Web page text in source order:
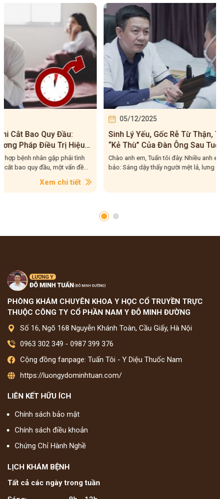
Sinh Lý Yếu, Gốc Rễ Từ Thận, THẬN YẾU –
“Kẻ Thù” Của Đàn Ông Sau Tuổi 35
Chào anh em, Tuấn tôi đây. Nhiều anh em nhắn cho tôi
bảo: Sáng dậy thấy người mệt lả, lưng đau ê ẩm như vừa...
Xuất
Quả
Tuấn tôi
trạng
PHÒNG KHÁM CHUYÊN KHOA Y HỌC CỔ TRUYỀN TRỰC
THUỘC CÔNG TY CỔ PHẦN NAM Y ĐỖ MINH ĐƯỜNG
Số 16, Ngõ 168 Nguyễn Khánh Toàn, Cầu Giấy, Hà Nội
0963 302 349 - 0987 399 376
Cộng đồng fanpage: Tuấn Tôi - Y Diệu Thuốc Nam
https://luongydominhtuan.com/
LIÊN KẾT HỮU ÍCH
Chính sách bảo mật
Chính sách điều khoản
Chứng Chỉ Hành Nghề
LỊCH KHÁM BỆNH
Tất cả các ngày trong tuần